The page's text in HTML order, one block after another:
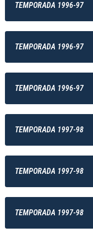
TEMPORADA 1996-97
TEMPORADA 1996-97
TEMPORADA 1996-97
TEMPORADA 1997-98
TEMPORADA 1997-98
TEMPORADA 1997-98